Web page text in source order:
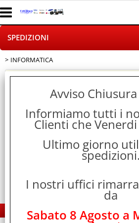
HOME PAGE
LOGISTICA
NEGOZI ON LINE
SINCRONIZZATI CON NOI
SPEDIZIONI
PAGAMENTI
INFORMATICA
Ricerca avanzata
Categoria: SPEDIZIONI > INFORMATICA
EDS Group Italia -
Avviso
Informiamo tutti i
Clienti che
Ultimo giorno
spedizioni.
I nostri uffici
da
Sabato 8 Agosto a